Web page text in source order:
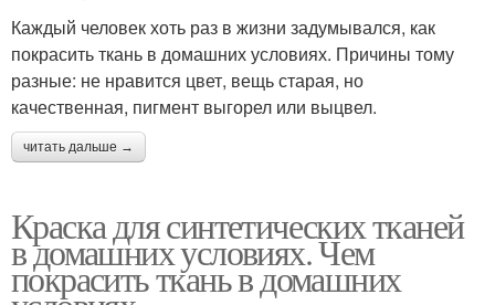
Каждый человек хоть раз в жизни задумывался, как
покрасить ткань в домашних условиях. Причины тому
разные: не нравится цвет, вещь старая, но
качественная, пигмент выгорел или выцвел.
читать дальше →
Краска для синтетических тканей
в домашних условиях. Чем
покрасить ткань в домашних